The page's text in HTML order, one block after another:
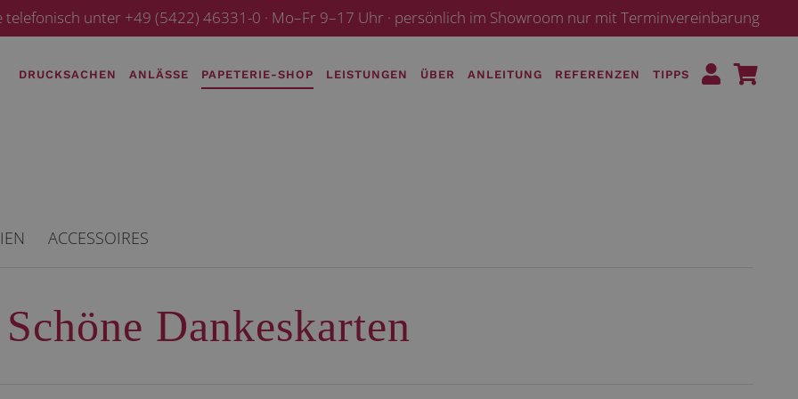
telefonisch unter +49 (5422) 46331-0 · Mo–Fr 9–17 Uhr · persönlich im Showroom nur mit Terminvereinbarung
DRUCKSACHEN ANLÄSSE PAPETERIE-SHOP LEISTUNGEN ÜBER ANLEITUNG REFERENZEN TIPPS
ACCESSOIRES
Schöne Dankeskarten